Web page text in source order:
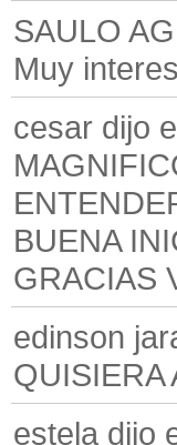
SAULO
Muy
cesar dijo
BUENA
GRACIAS
edinson
QUISIERA
estela dijo